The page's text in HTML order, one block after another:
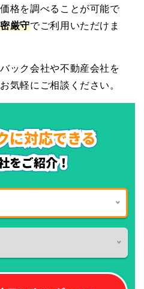
格を調べることが可能で
厳守でご利用いただけま
ック会社や不動産会社を
気軽にご相談ください。